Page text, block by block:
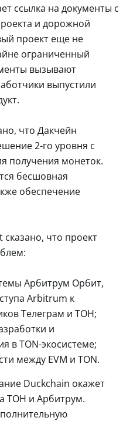
ссылка на документы с
и дорожной
проект еще не
ограниченный
вызывают
выпустили
что Дакчейн
2-го уровня с
получения монеток.
бесшовная
обеспечение
что проект
Арбитрум Орбит,
Arbitrum к
Телеграм и ТОН;
и
в TON-экосистеме;
между EVM и TON.
Duckchain окажет
ТОН и Арбитрум.